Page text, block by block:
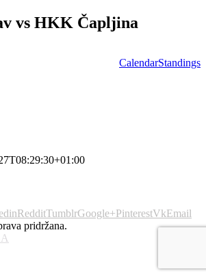
vs HKK Čapljina
CalendarStandings
RedditTumblrGoogle+PinterestVkEmail
pridržana.